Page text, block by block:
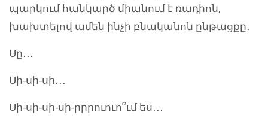
պարկում հանկարծ միանում է ռադիոն,
խախտելով ամեն ինչի բնականոն ընթացքը․
Սը․․․
Սի-սի-սի․․․
Սի-սի-սի-սի-րրրուուո՞ւմ ես․․․